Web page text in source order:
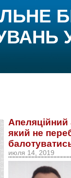
Апеляційний
який не
июля 14, 2019